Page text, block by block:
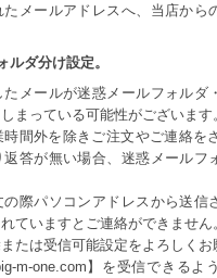
メールアドレスへ、当店から
ダ分け設定。
たメールが迷惑メールフォルダ
まっている可能性がございます
間外を除きご注文やご連絡を
答が無い場合、迷惑メールフ
際パソコンアドレスから送信
ていますとご連絡ができません
たは受信可能設定をよろしくお
m-one.com】を受信できるよ